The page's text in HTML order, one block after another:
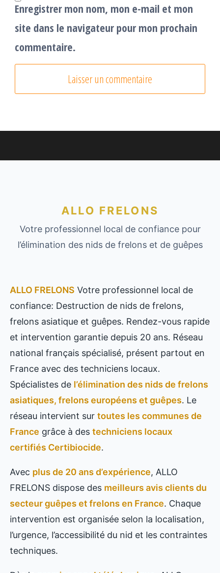
Enregistrer mon nom, mon e-mail et mon
site dans le navigateur pour mon prochain
commentaire.
ALLO FRELONS
Votre professionnel local de confiance pour
l’élimination des nids de frelons et de guêpes
ALLO FRELONS Votre professionnel local de
confiance: Destruction de nids de frelons,
frelons asiatique et guêpes. Rendez-vous rapide
et intervention garantie depuis 20 ans. Réseau
national français spécialisé, présent partout en
France avec des techniciens locaux.
Spécialistes de l’élimination des nids de frelons
asiatiques, frelons européens et guêpes. Le
réseau intervient sur toutes les communes de
France grâce à des techniciens locaux
certifiés Certibiocide.
Avec plus de 20 ans d’expérience, ALLO
FRELONS dispose des meilleurs avis clients du
secteur guêpes et frelons en France. Chaque
intervention est organisée selon la localisation,
l’urgence, l’accessibilité du nid et les contraintes
techniques.